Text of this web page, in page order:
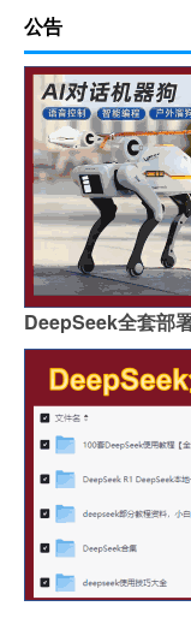
公告
DeepSeek全套部